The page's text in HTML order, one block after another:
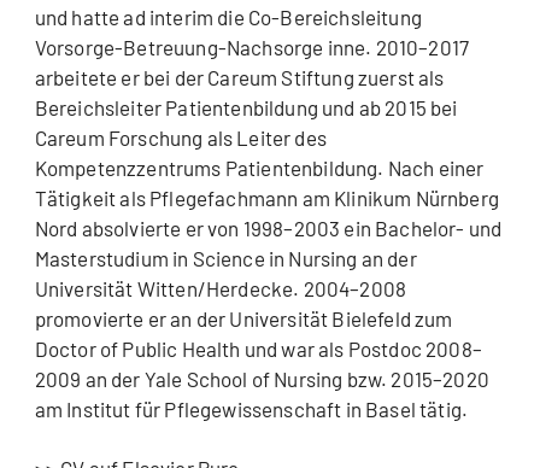
und hatte ad interim die Co-Bereichsleitung
Vorsorge-Betreuung-Nachsorge inne. 2010–2017
arbeitete er bei der Careum Stiftung zuerst als
Bereichsleiter Patientenbildung und ab 2015 bei
Careum Forschung als Leiter des
Kompetenzzentrums Patientenbildung. Nach einer
Tätigkeit als Pflegefachmann am Klinikum Nürnberg
Nord absolvierte er von 1998–2003 ein Bachelor- und
Masterstudium in Science in Nursing an der
Universität Witten/Herdecke. 2004–2008
promovierte er an der Universität Bielefeld zum
Doctor of Public Health und war als Postdoc 2008–
2009 an der Yale School of Nursing bzw. 2015–2020
am Institut für Pflegewissenschaft in Basel tätig.